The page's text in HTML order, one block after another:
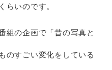
らいのです。
組の企画で「昔の写真と
のすごい変化をしている